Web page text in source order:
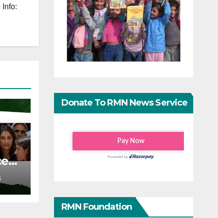
Donate To RMN News Service
RMN Foundation